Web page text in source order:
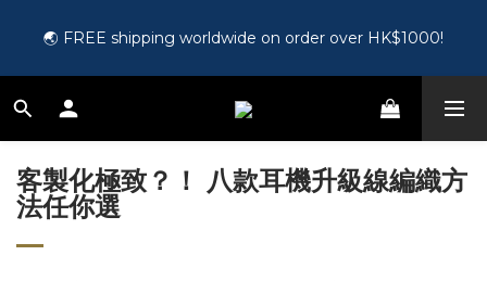
🌏 FREE shipping worldwide on order over HK$1000!
🛍️ Register as a member and get HK$50 for free!【Click
🎵 第一次接觸訂製耳機？歡迎到 Showroom 免費體驗【按此】
客製化極致？！ 八款耳機升級線編織方
法任你選